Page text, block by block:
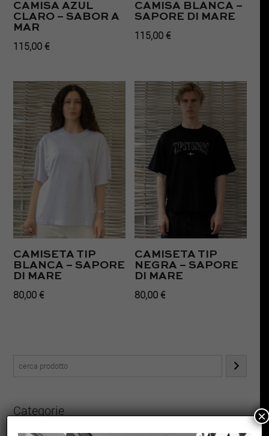
CAMISA AZUL
CLARO – SABOR A
MAR
115,00€
CAMISA BLANCA –
SAPORE DI MARE
115,00€
CAMISETA TIP
BLANCA – SAPORE
DI MARE
80,00€
CAMISETA TIP
NEGRA – SAPORE
DI MARE
80,00€
Categorie
Calcetines 11
×